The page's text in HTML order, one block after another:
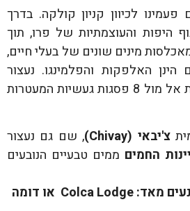
לכיוון קניון קולקה. בדרך
היפות והעוצמתיות של פרו, תוך
מינים שונים של בעלי חיים,
האלפקות והפלמינגו. נעצור
בנקודת התצפית הניצבת אל מול 8 פסגות געשיות המעטרות
צ'יבאי (Chivay
), שם גם נעצור
החמים ממים טבעיים הנובעים
מאד:Colca Lodge או דומה